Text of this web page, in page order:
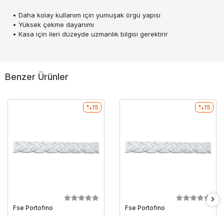
• Daha kolay kullanım için yumuşak örgü yapısı
• Yüksek çekme dayanımı
• Kasa için ileri düzeyde uzmanlık bilgisi gerektirir
Benzer Ürünler
Fse Portofino
%15
Fse Portofino
%15